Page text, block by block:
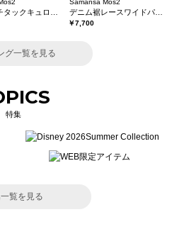
Samansa Mos2
デニム裾レースワイドパンツ
￥7,700
グ一覧を見る
特集
覧を見る